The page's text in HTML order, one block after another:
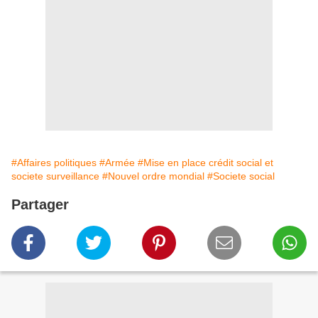
#Affaires politiques #Armée #Mise en place crédit social et
societe surveillance #Nouvel ordre mondial #Societe social
Partager